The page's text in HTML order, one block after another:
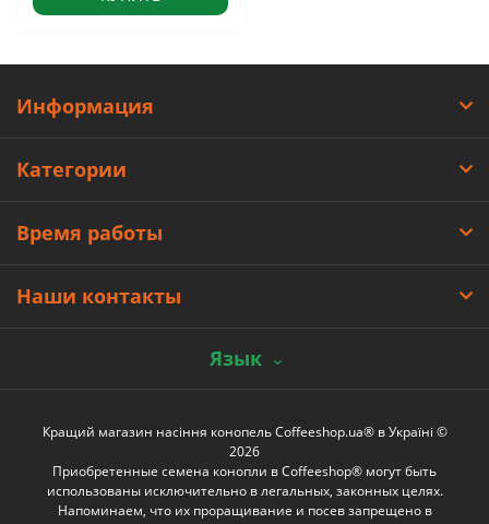
Информация
Категории
Время работы
Наши контакты
Язык
Кращий магазин насіння конопель Coffeeshop.ua® в Україні ©
2026
Приобретенные семена конопли в Coffeeshop® могут быть
использованы исключительно в легальных, законных целях.
Напоминаем, что их проращивание и посев запрещено в